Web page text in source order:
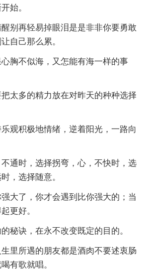
始。
再轻易掉眼泪是是非非你要勇敢
自己那么累。
不似海，又怎能有海一样的事
多的精力放在对昨天的种种选择
积极地情绪，逆着阳光，一路向
时，选择拐弯，心，不快时，选
，选择随意。
了，你才会遇到比你强大的；当
更好。
诀，在永不改变既定的目的。
所遇的朋友都是酒肉不要述衷肠
有歌就唱。